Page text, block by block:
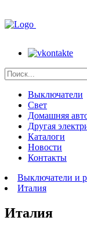
Выключатели
Свет
Домашняя
Другая
Каталоги
Новости
Контакты
Выключатели и
Италия
Италия